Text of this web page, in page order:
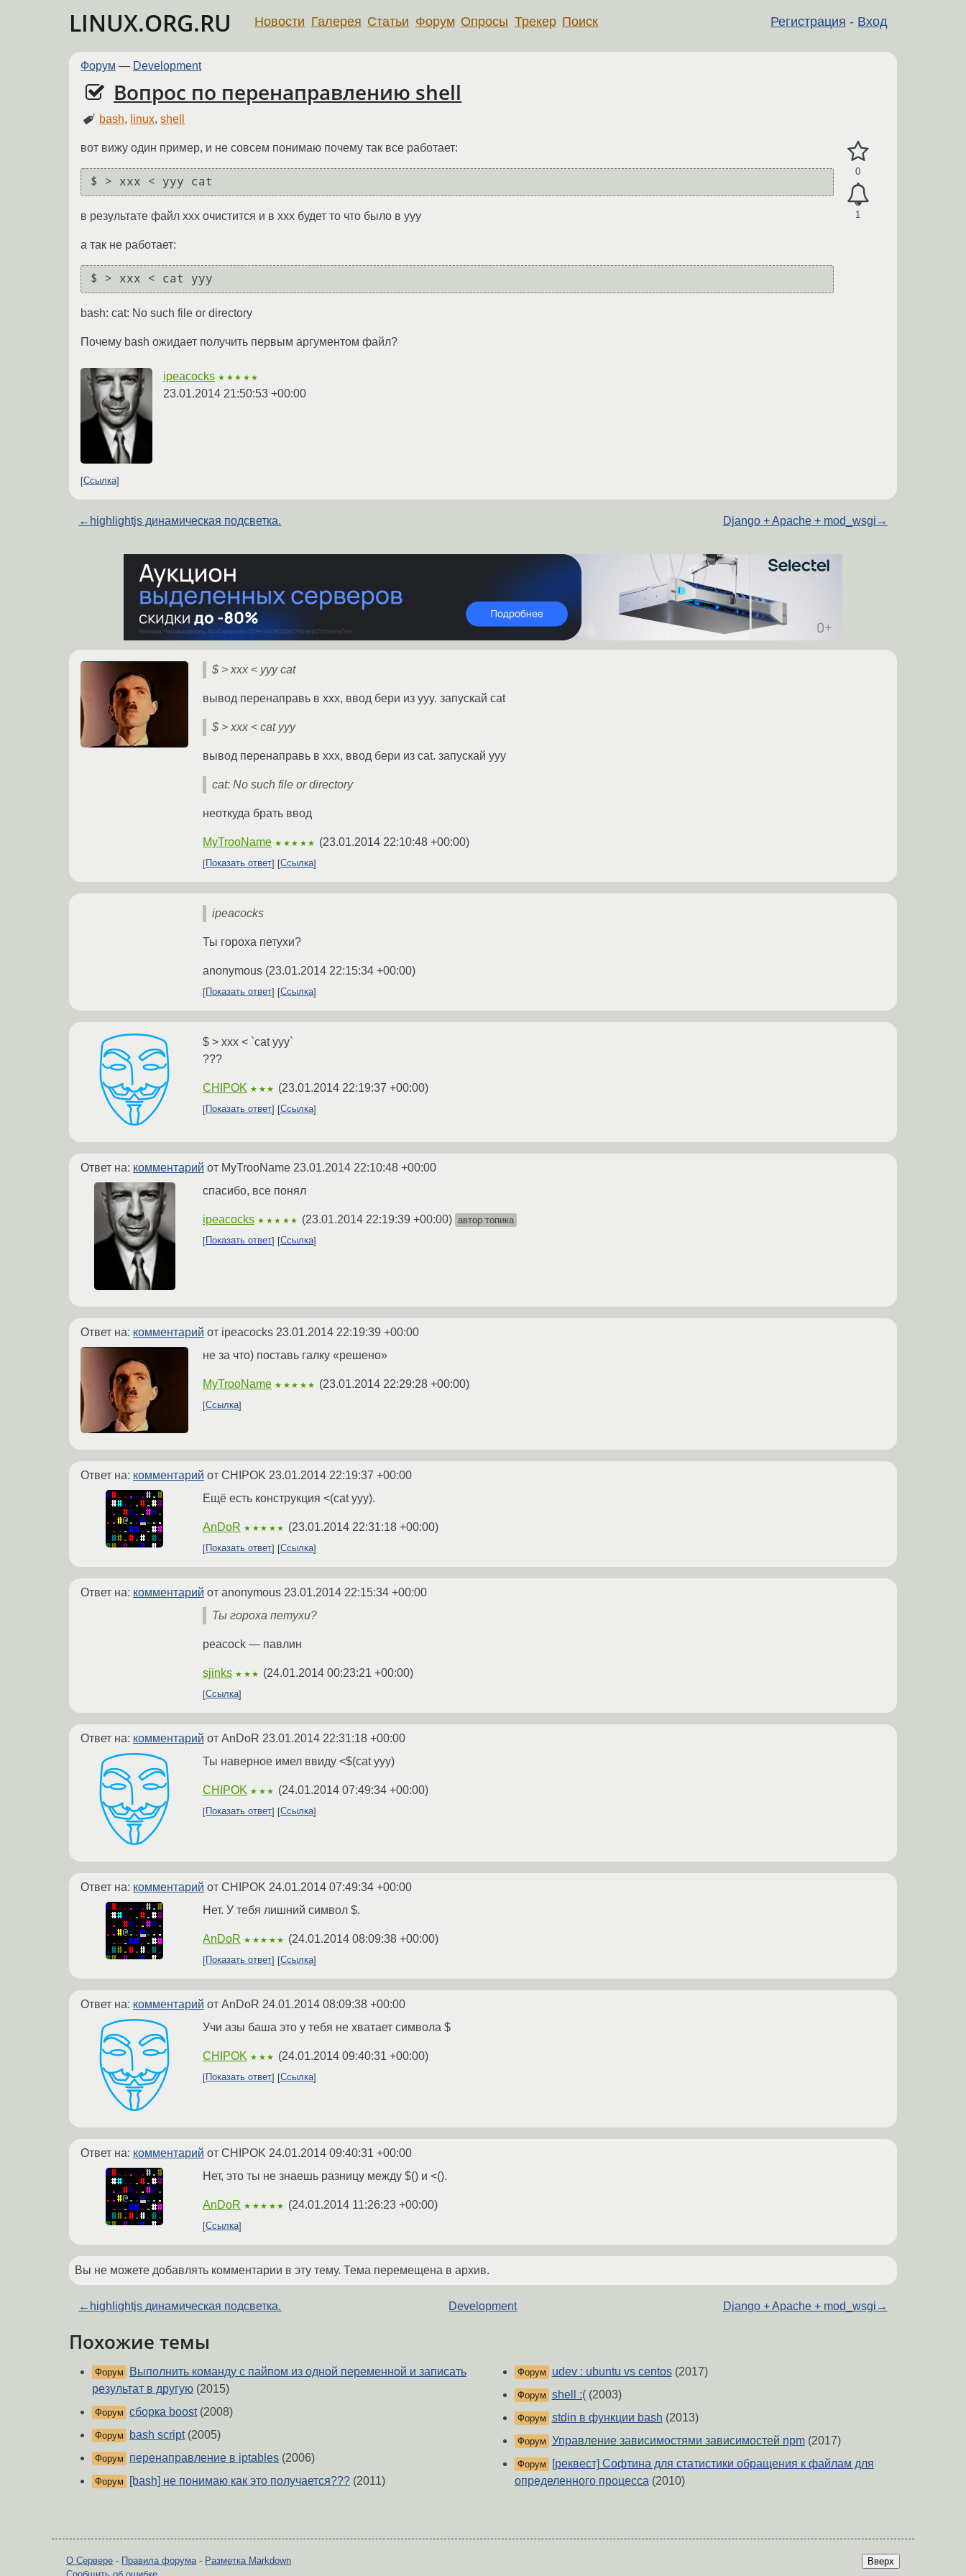
LINUX.ORG.RU Регистрация - Вход
Новости Галерея Статьи Форум Опросы Трекер Поиск
Форум — Development
Вопрос по перенаправлению shell
bash, linux,shell
0
1
вот вижу один пример, и не совсем понимаю почему так все работает:
$ > xxx < yyy cat
в результате файл xxx очистится и в xxx будет то что было в yyy
а так не работает:
$ > xxx < cat yyy
bash: cat: No such file or directory
Почему bash ожидает получить первым аргументом файл?
ipeacocks ★★★★★
23.01.2014 21:50:53 +00:00
Ссылка
← highlightjs динамическая подсветка. Django + Apache + mod_wsgi →
$ > xxx < yyy cat
вывод перенаправь в xxx, ввод бери из yyy. запускай cat
$ > xxx < cat yyy
вывод перенаправь в xxx, ввод бери из cat. запускай yyy
cat: No such file or directory
неоткуда брать ввод
MyTrooName ★★★★★ (23.01.2014 22:10:48 +00:00)
Показать ответ Ссылка
ipeacocks
Ты гороха петухи?
anonymous (23.01.2014 22:15:34 +00:00)
Показать ответ Ссылка
$ > xxx < `cat yyy`
???
CHIPOK ★★★ (23.01.2014 22:19:37 +00:00)
Показать ответ Ссылка
Ответ на: комментарий от MyTrooName 23.01.2014 22:10:48 +00:00
спасибо, все понял
ipeacocks ★★★★★ (23.01.2014 22:19:39 +00:00) автор топика
Показать ответ
Ссылка
Ответ на: комментарий от ipeacocks 23.01.2014 22:19:39 +00:00
не за что) поставь галку «решено»
MyTrooName ★★★★★ (23.01.2014 22:29:28 +00:00)
Ссылка
Ответ на: комментарий от CHIPOK 23.01.2014 22:19:37 +00:00
Ещё есть конструкция <(cat yyy).
AnDoR ★★★★★ (23.01.2014 22:31:18 +00:00)
Показать ответ Ссылка
Ответ на: комментарий от anonymous 23.01.2014 22:15:34 +00:00
Ты гороха петухи?
peacock — павлин
sjinks ★★★ (24.01.2014 00:23:21 +00:00)
Ссылка
Ответ на: комментарий от AnDoR 23.01.2014 22:31:18 +00:00
Ты наверное имел ввиду <$(cat yyy)
CHIPOK ★★★ (24.01.2014 07:49:34 +00:00)
Показать ответ Ссылка
Ответ на: комментарий от CHIPOK 24.01.2014 07:49:34 +00:00
Нет. У тебя лишний символ $.
AnDoR ★★★★★ (24.01.2014 08:09:38 +00:00)
Показать ответ Ссылка
Ответ на: комментарий от AnDoR 24.01.2014 08:09:38 +00:00
Учи азы баша это у тебя не хватает символа $
CHIPOK ★★★ (24.01.2014 09:40:31 +00:00)
Показать ответ Ссылка
Ответ на: комментарий от CHIPOK 24.01.2014 09:40:31 +00:00
Нет, это ты не знаешь разницу между $() и <().
AnDoR ★★★★★ (24.01.2014 11:26:23 +00:00)
Ссылка
Вы не можете добавлять комментарии в эту тему. Тема перемещена в архив.
← highlightjs динамическая подсветка. Development Django + Apache + mod_wsgi →
Похожие темы
Форум
Выполнить команду с пайпом из одной переменной и записать
результат в другую (2015)
Форум сборка boost(2008)
Форум bash script(2005)
Форум перенаправление в iptables (2006)
Форум [bash] не понимаю как это получается??? (2011)
Форум udev : ubuntu vs centos(2017)
Форум shell :((2003)
Форум stdin в функции bash (2013)
Форум Управление зависимостями зависимостей npm(2017)
Форум
[реквест] Софтина для статистики обращения к файлам для
определенного процесса (2010)
Вверх
О Сервере - Правила форума- Разметка Markdown